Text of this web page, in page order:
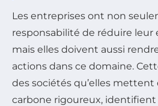
Les entreprises ont non
responsabilité de réduire leur
mais elles doivent aussi
actions dans ce domaine.
des sociétés qu’elles mettent
carbone rigoureux, identifient